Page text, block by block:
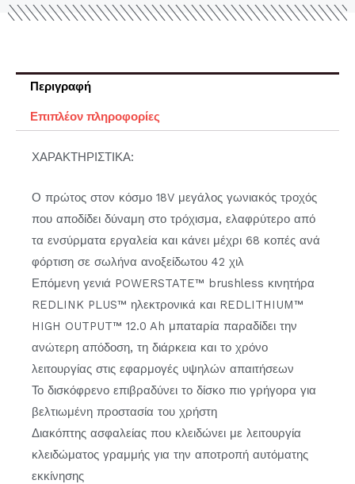
Περιγραφή
Επιπλέον πληροφορίες
ΧΑΡΑΚΤΗΡΙΣΤΙΚΑ:
Ο πρώτος στον κόσμο 18V μεγάλος γωνιακός τροχός
που αποδίδει δύναμη στο τρόχισμα, ελαφρύτερο από
τα ενσύρματα εργαλεία και κάνει μέχρι 68 κοπές ανά
φόρτιση σε σωλήνα ανοξείδωτου 42 χιλ
Επόμενη γενιά POWERSTATE™ brushless κινητήρα
REDLINK PLUS™ ηλεκτρονικά και REDLITHIUM™
HIGH OUTPUT™ 12.0 Ah μπαταρία παραδίδει την
ανώτερη απόδοση, τη διάρκεια και το χρόνο
λειτουργίας στις εφαρμογές υψηλών απαιτήσεων
Το δισκόφρενο επιβραδύνει το δίσκο πιο γρήγορα για
βελτιωμένη προστασία του χρήστη
Διακόπτης ασφαλείας που κλειδώνει με λειτουργία
κλειδώματος γραμμής για την αποτροπή αυτόματης
εκκίνησης